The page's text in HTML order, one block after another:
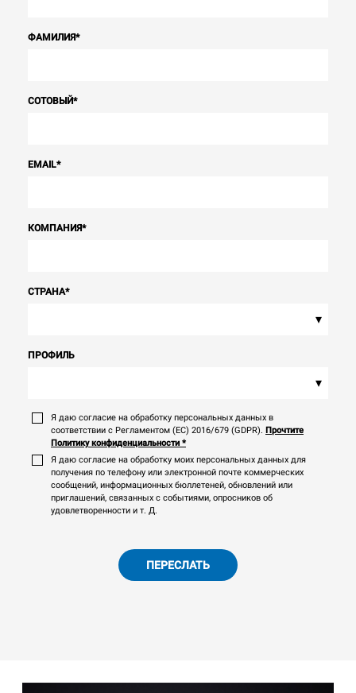
ФАМИЛИЯ*
СОТОВЫЙ*
EMAIL*
КОМПАНИЯ*
СТРАНА*
▾
ПРОФИЛЬ
▾
Я даю согласие на обработку персональных данных в
соответствии с Регламентом (ЕС) 2016/679 (GDPR). Прочтите
Политику конфиденциальности *
Я даю согласие на обработку моих персональных данных для
получения по телефону или электронной почте коммерческих
сообщений, информационных бюллетеней, обновлений или
приглашений, связанных с событиями, опросников об
удовлетворенности и т. Д.
ПЕРЕСЛАТЬ